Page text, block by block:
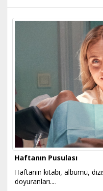
Haftanın Pusulası
Haftanın kitabı, albümü,
doyuranları....